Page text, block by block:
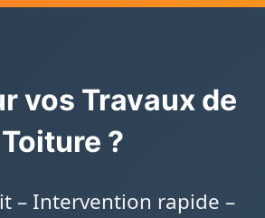
vos Travaux de
Toiture ?
– Intervention rapide –